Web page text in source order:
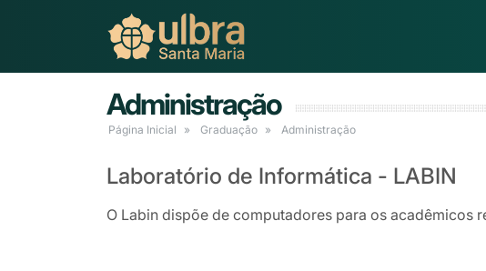
Administração
Página Inicial Graduação Administração
Laboratório de Informática - LABIN
O Labin dispõe de computadores para os acadêmicos